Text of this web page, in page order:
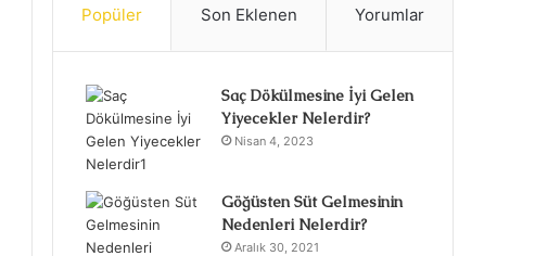
Popüler Son Eklenen Yorumlar
Saç Dökülmesine İyi Gelen
Yiyecekler Nelerdir?
Nisan 4, 2023
Göğüsten Süt Gelmesinin
Nedenleri Nelerdir?
Aralık 30, 2021